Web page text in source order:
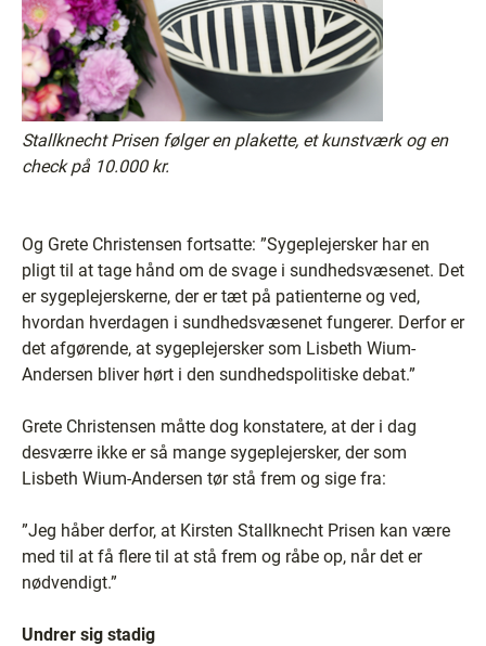
Stallknecht Prisen følger en plakette, et kunstværk og en
check på 10.000 kr.
Og Grete Christensen fortsatte: ”Sygeplejersker har en
pligt til at tage hånd om de svage i sundhedsvæsenet. Det
er sygeplejerskerne, der er tæt på patienterne og ved,
hvordan hverdagen i sundhedsvæsenet fungerer. Derfor er
det afgørende, at sygeplejersker som Lisbeth Wium-
Andersen bliver hørt i den sundhedspolitiske debat.”
Grete Christensen måtte dog konstatere, at der i dag
desværre ikke er så mange sygeplejersker, der som
Lisbeth Wium-Andersen tør stå frem og sige fra:
”Jeg håber derfor, at Kirsten Stallknecht Prisen kan være
med til at få flere til at stå frem og råbe op, når det er
nødvendigt.”
Undrer sig stadig